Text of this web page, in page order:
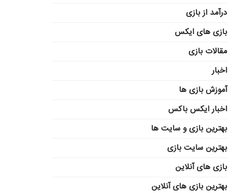
درآمد از بازی
بازی های ایکس
مقالات بازی
اخبار
آموزش بازی ها
اخبار ایکس باکس
بهترین بازی و سایت ها
بهترین سایت بازی
بازی های آنلاین
بهترین بازی های آنلاین